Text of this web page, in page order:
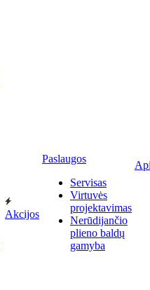
Akcijos
Paslaugos
Servisas
Virtuvės
projektavimas
Nerūdijančio
plieno baldų
gamyba